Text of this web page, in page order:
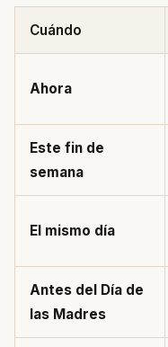
Cuándo
Ahora
Este fin de
semana
El mismo día
Antes del Día de
las Madres